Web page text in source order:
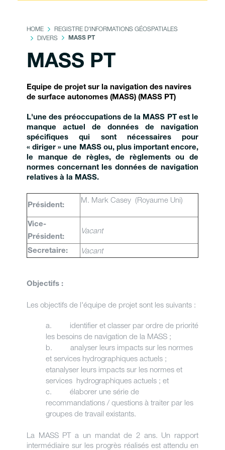
HOME
REGISTRE D'INFORMATIONS GÉOSPATIALES
DIVERS
MASS PT
MASS PT
Equipe de projet sur la navigation des navires
de surface autonomes (MASS) (MASS PT)
L'une des préoccupations de la MASS PT est le
manque actuel de données de navigation
spécifiques qui sont nécessaires pour
« diriger » une MASS ou, plus important encore,
le manque de règles, de règlements ou de
normes concernant les données de navigation
relatives à la MASS.
Président:
M. Mark Casey (Royaume Uni)
Vice-
Président:
Vacant
Secretaire: Vacant
Objectifs :
Les objectifs de l'équipe de projet sont les suivants :
a. identifier et classer par ordre de priorité
les besoins de navigation de la MASS ;
b. analyser leurs impacts sur les normes
et services hydrographiques actuels ;
etanalyser leurs impacts sur les normes et
services hydrographiques actuels ; et
c. élaborer une série de
recommandations / questions à traiter par les
groupes de travail existants.
La MASS PT a un mandat de 2 ans. Un rapport
intermédiaire sur les progrès réalisés est attendu en